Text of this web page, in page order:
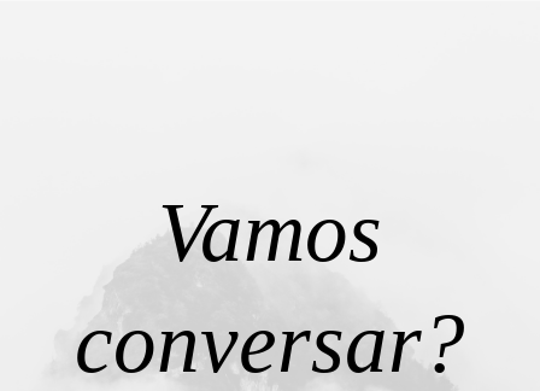
Vamos
conversar?